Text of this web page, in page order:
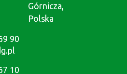
Górnicza,
Polska
90
10